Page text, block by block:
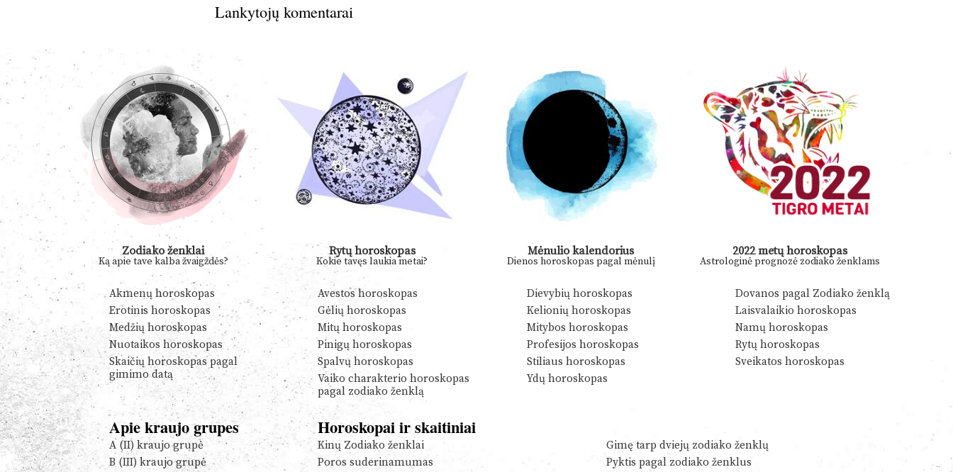
Lankytojų komentarai
Zodiako ženklai
Ką apie tave kalba žvaigždės?
Rytų horoskopas
Kokie tavęs laukia metai?
Mėnulio kalendorius
Dienos horoskopas pagal mėnulį
2022 metų horoskopas
Astrologinė prognozė zodiako ženklams
Akmenų horoskopas Avestos horoskopas Dievybių horoskopas
Dovanos pagal Zodiako ženklą
Erotinis horoskopas
Gėlių horoskopas Kelionių horoskopas
Laisvalaikio horoskopas
Medžių horoskopas
Mitų horoskopas Mitybos horoskopas
Namų horoskopas
Nuotaikos horoskopas
Pinigų horoskopas Profesijos horoskopas
Rytų horoskopas
Skaičių horoskopas pagal
gimimo datą
Spalvų horoskopas Stiliaus horoskopas
Sveikatos horoskopas
Vaiko charakterio horoskopas
pagal zodiako ženklą
Ydų horoskopas
Apie kraujo grupes
A (II) kraujo grupė
B (III) kraujo grupė
Horoskopai ir skaitiniai
Kinų Zodiako ženklai
Gimę tarp dviejų zodiako ženklų
Poros suderinamumas
Pyktis pagal zodiako ženklus